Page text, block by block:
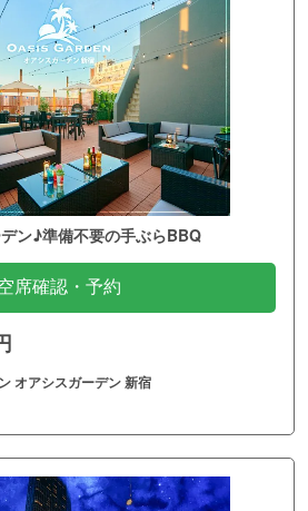
ン♪準備不要の手ぶらBBQ
席確認・予約
オアシスガーデン 新宿